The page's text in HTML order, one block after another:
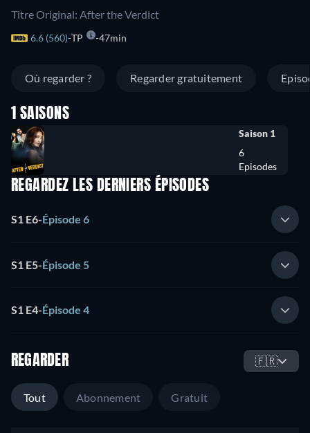
Titre Original: After the Verdict
6.6 (560) TP 47min
Où regarder ? Regarder gratuitement
1 SAISONS
Saison 1
6
Episodes
REGARDEZ LES DERNIERS ÉPISODES
S1 E6-Épisode 6
S1 E5-Épisode 5
S1 E4-Épisode 4
REGARDER 🇫🇷
Tout Abonnement Gratuit